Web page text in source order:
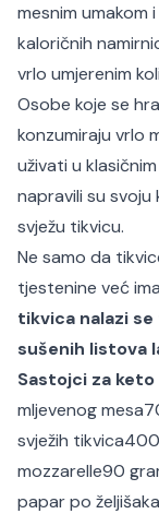
mesnim umakom
kaloričnih
vrlo umjerenim
Osobe koje se
konzumiraju vrlo
uživati u
napravili su
svježu tikvicu.
Ne samo da
tjestenine već
tikvica nalazi se
sušenih listova
Sastojci za
mljevenog mesa
svježih tikvica
mozzarelle90
papar po želji